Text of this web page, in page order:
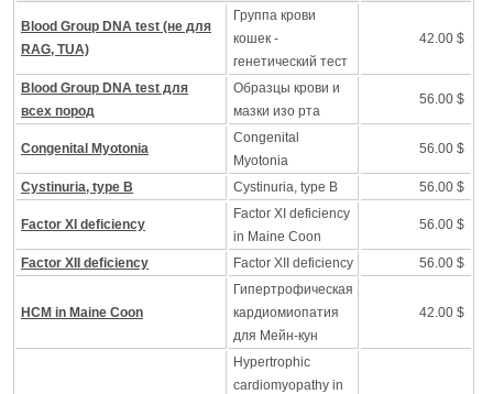
Blood Group DNA test (не для
RAG, TUA)
Группа крови
кошек -
генетический тест
42.00 $
Blood Group DNA test для
всех пород
Образцы крови и
мазки изо рта
56.00 $
Congenital Myotonia
Congenital
Myotonia
56.00 $
Cystinuria, type B Cystinuria, type B 56.00 $
Factor XI deficiency
Factor XI deficiency
in Maine Coon
56.00 $
Factor XII deficiency Factor XII deficiency 56.00 $
HCM in Maine Coon
Гипертрофическая
кардиомиопатия
для Мейн-кун
42.00 $
Hypertrophic
cardiomyopathy in